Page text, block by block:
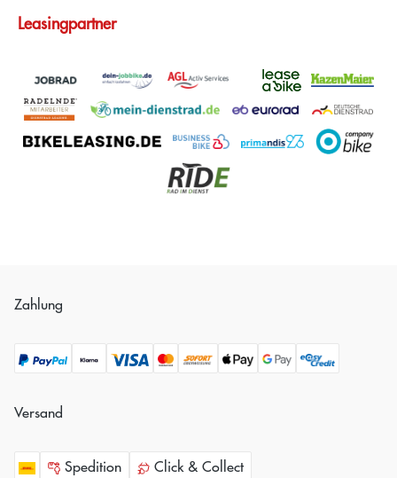
Leasingpartner
Zahlung
Versand
Spedition
Click & Collect